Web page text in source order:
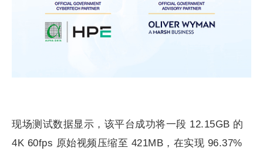
现场测试数据显示，该平台成功将一段 12.15GB 的
4K 60fps 原始视频压缩至 421MB，在实现 96.37%